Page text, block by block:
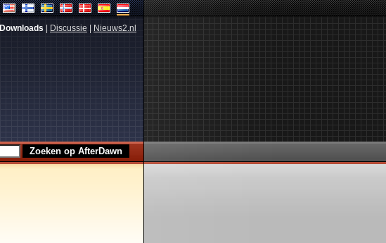
Downloads Discussie Nieuws2.nl